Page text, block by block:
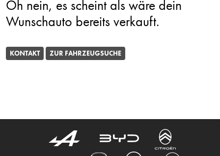
Oh nein, es scheint als wäre dein
Wunschauto bereits verkauft.
KONTAKT ZUR FAHRZEUGSUCHE